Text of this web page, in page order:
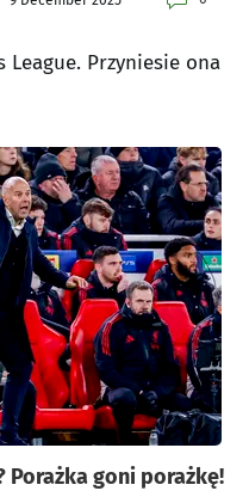
League. Przyniesie ona
Porażka goni porażkę!